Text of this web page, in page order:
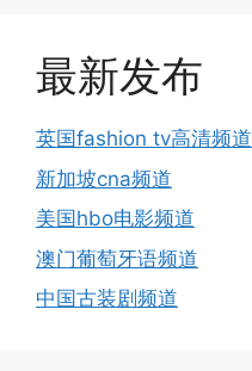
最新发布
英国fashion tv高清频道
新加坡cna频道
美国hbo电影频道
澳门葡萄牙语频道
中国古装剧频道